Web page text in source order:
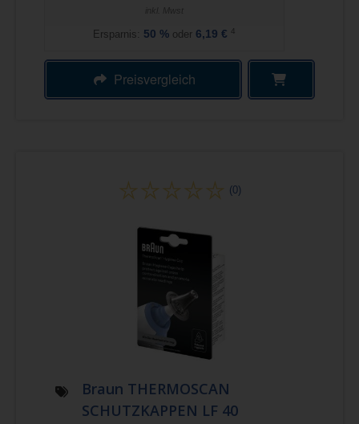
inkl. Mwst
Ersparnis: 50 % oder 6,19 € 4
Preisvergleich
(0)
Braun THERMOSCAN
SCHUTZKAPPEN LF 40